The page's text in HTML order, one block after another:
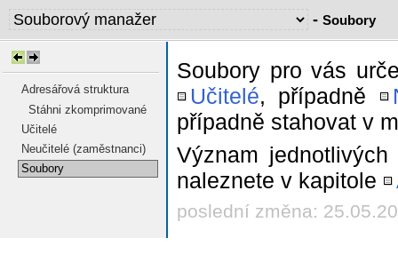
- Soubory
Adresářová struktura
Stáhni zkomprimované
Učitelé
Neučitelé (zaměstnanci)
Soubory
Soubory pro vás
Učitelé, případně
případně stahovat v
Význam
naleznete v kapitole
poslední změna: